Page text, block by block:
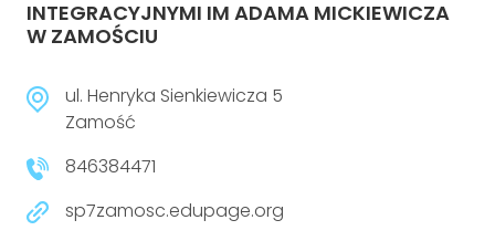
INTEGRACYJNYMI IM ADAMA MICKIEWICZA
W ZAMOŚCIU
ul. Henryka Sienkiewicza 5
Zamość
846384471
sp7zamosc.edupage.org